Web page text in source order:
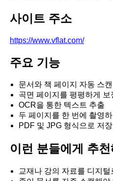
사이트 주소
https://www.vflat.com/
주요 기능
문서와 책 페이지 자동 스
곡면 페이지를 평평하게 보
OCR을 통한 텍스트 추출
두 페이지를 한 번에 촬영
PDF 및 JPG 형식으로 저장
이런 분들에게 추
교재나 강의 자료를 디지